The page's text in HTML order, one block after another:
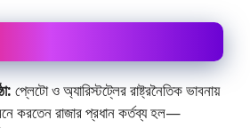
প্লেটো ও অ্যারিস্টট্লের রাষ্ট্রনৈতিক ভাবনায়
করতেন রাজার প্রধান কর্তব্য হল—